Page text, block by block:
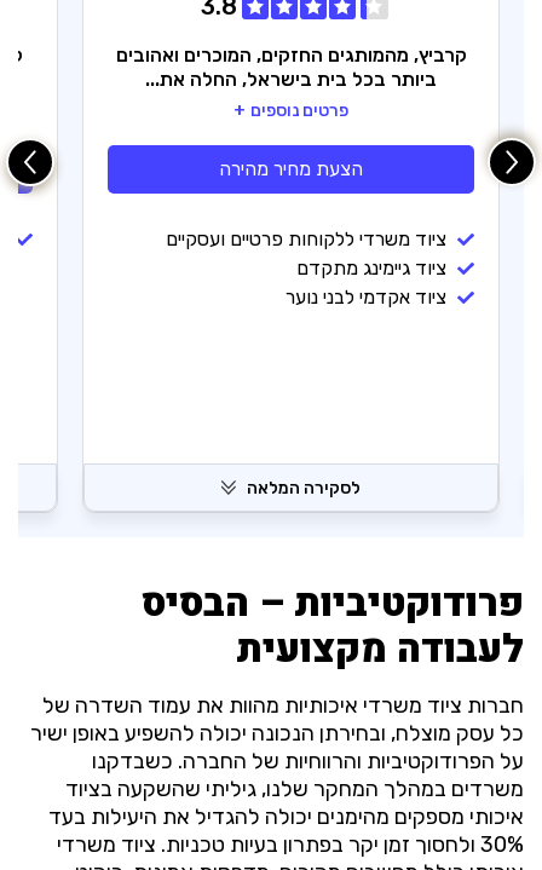
3.8
קרביץ, מהמותגים החזקים, המוכרים ואהובים
ביותר בכל בית בישראל, החלה את...
פרטים נוספים
הצעת מחיר מהירה
ציוד משרדי ללקוחות פרטיים ועסקיים
ציוד גיימינג מתקדם
ציוד אקדמי לבני נוער
לסקירה המלאה
פרודוקטיביות – הבסיס
לעבודה מקצועית
חברות ציוד משרדי איכותיות מהוות את עמוד השדרה של
כל עסק מוצלח, ובחירתן הנכונה יכולה להשפיע באופן ישיר
על הפרודוקטיביות והרווחיות של החברה. כשבדקנו
משרדים במהלך המחקר שלנו, גיליתי שהשקעה בציוד
איכותי מספקים מהימנים יכולה להגדיל את היעילות בעד
30% ולחסוך זמן יקר בפתרון בעיות טכניות. ציוד משרדי